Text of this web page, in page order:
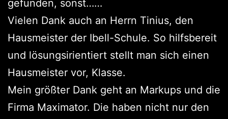
gefunden, sonst……
Vielen Dank auch an Herrn Tinius, den
Hausmeister der Ibell-Schule. So hilfsbereit
und lösungsirientiert stellt man sich einen
Hausmeister vor, Klasse.
Mein größter Dank geht an Markups und die
Firma Maximator. Die haben nicht nur den